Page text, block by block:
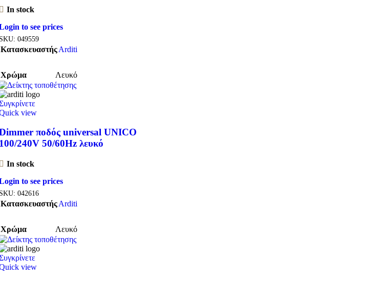
In stock
to see prices
049559
ΚατασκευαστήςArditi
Χρώμα Λευκό
view
ποδός universal UNICO
240V 50/60Hz λευκό
In stock
to see prices
042616
ΚατασκευαστήςArditi
Χρώμα Λευκό
view